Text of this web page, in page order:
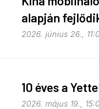
alapján
2026. június 26.,
10 éves a
2026. május 19.,